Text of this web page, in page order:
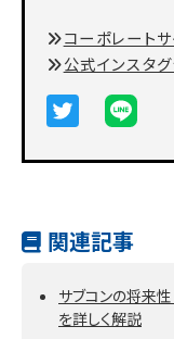
コーポレートサ
公式インスタ
関連記事
サブコンの将来
を詳しく解説